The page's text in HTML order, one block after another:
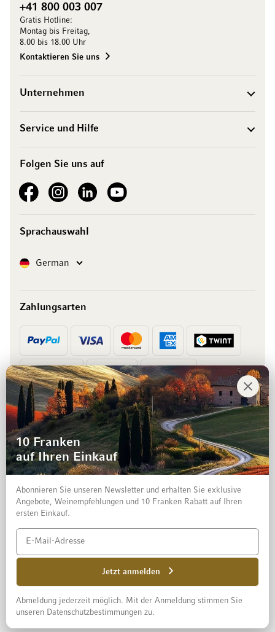
+41 800 003 007
Gratis Hotline:
Montag bis Freitag,
8.00 bis 18.00 Uhr
Kontaktieren Sie uns
Unternehmen
Service und Hilfe
Folgen Sie uns auf
See our FacebookSee our Instagram account
See our LinkedInSee our YouTube channel
Sprachauswahl
SpracheGerman
Zahlungsarten
Vorkasse Rechnung
© 2026 Mövenpick Wein Schweiz AG
Datenschutz und Disclaimer
10 Franken
auf Ihren Einkauf
Abonnieren Sie unseren Newsletter und erhalten Sie exklusive
Angebote, Weinempfehlungen und 10 Franken Rabatt auf Ihren
ersten Einkauf.
Jetzt anmelden
Abmeldung jederzeit möglich. Mit der Anmeldung stimmen Sie
unseren Datenschutzbestimmungen zu.